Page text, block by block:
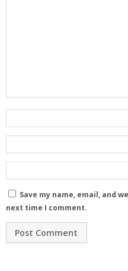
Save my name, email, and
next time I comment.